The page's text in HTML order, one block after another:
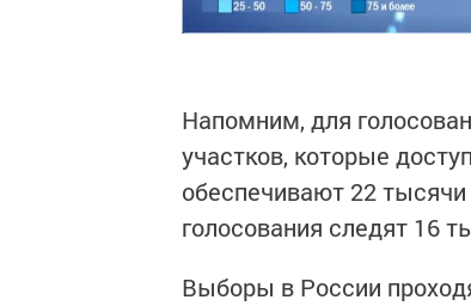
Напомним, для
участков, которые
обеспечивают 22
голосования следят 16
Выборы в России